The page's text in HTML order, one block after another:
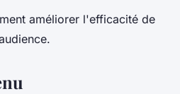
améliorer l'efficacité de